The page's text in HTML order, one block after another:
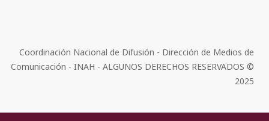
Coordinación Nacional de Difusión - Dirección de Medios de
Comunicación - INAH - ALGUNOS DERECHOS RESERVADOS ©
2025